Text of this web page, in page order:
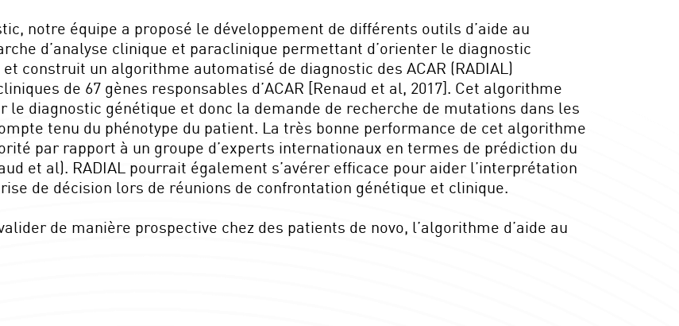
notre équipe a proposé le développement de différents outils d’aide au
d’analyse clinique et paraclinique permettant d’orienter le diagnostic
construit un algorithme automatisé de diagnostic des ACAR (RADIAL)
de 67 gènes responsables d’ACAR [Renaud et al, 2017]. Cet algorithme
diagnostic génétique et donc la demande de recherche de mutations dans les
tenu du phénotype du patient. La très bonne performance de cet algorithme
par rapport à un groupe d’experts internationaux en termes de prédiction du
et al). RADIAL pourrait également s’avérer efficace pour aider l’interprétation
de décision lors de réunions de confrontation génétique et clinique.
de manière prospective chez des patients de novo, l’algorithme d’aide au